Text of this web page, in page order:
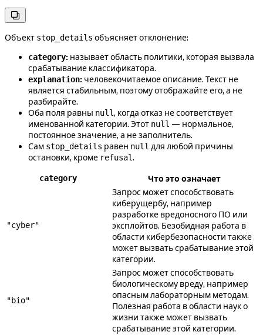

Объект stop_details объясняет отклонение:
category: называет область политики, которая вызвала
срабатывание классификатора.
explanation: человекочитаемое описание. Текст не
является стабильным, поэтому отображайте его, а не
разбирайте.
Оба поля равны null, когда отказ не соответствует
именованной категории. Этот null — нормальное,
постоянное значение, а не заполнитель.
Сам stop_details равен null для любой причины
остановки, кроме refusal.
category Что это означает
"cyber"
Запрос может способствовать
киберущербу, например
разработке вредоносного ПО или
эксплойтов. Безобидная работа в
области кибербезопасности также
может вызвать срабатывание этой
категории.
"bio"
Запрос может способствовать
биологическому вреду, например
опасным лабораторным методам.
Полезная работа в области наук о
жизни также может вызвать
срабатывание этой категории.